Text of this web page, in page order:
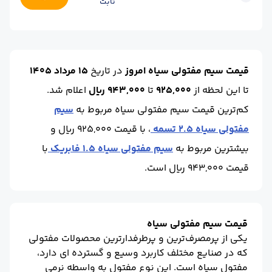
تسمه
واحد :
کیلوگرم
قیمت سیم مفتولی سیاه امروزدر تاریخ 15 مرداد 1405
تا این لحظه از925,000 تا 943,000 ریال
اعلام شد.
کم‌ترین قیمت سیم مفتولی سیاه مربوط به سیم
مفتولی سیاه 2.5 تسمه
، با قیمت 925,000 ریال و
بیشترین مربوط به سیم مفتولی سیاه 1.5 فابریک
با
قیمت 943,000 ریال است.
قیمت سیم مفتولی سیاه
یکی از پرمصرف‌ترین و پرطرفدارترین محصولات مفتولی
که در صنایع مختلف کاربرد وسیع و گسترده ای دارد،
مفتول سیاه است. این نوع مفتول به واسطه نرمی